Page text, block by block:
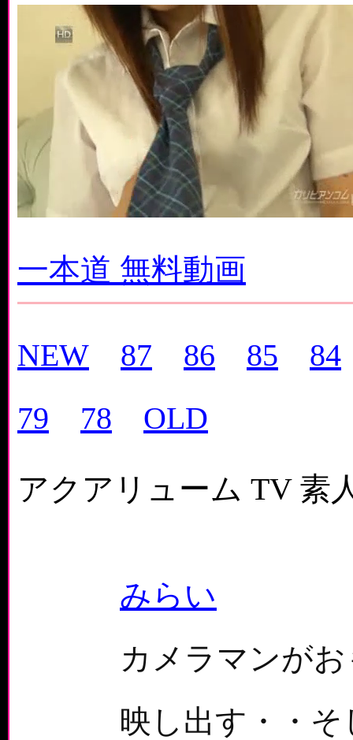
一本道 無料動画
NEW 87 86 85
84
79
78
OLD
アクアリューム TV 素
みらい
カメラマンが
映し出す・・